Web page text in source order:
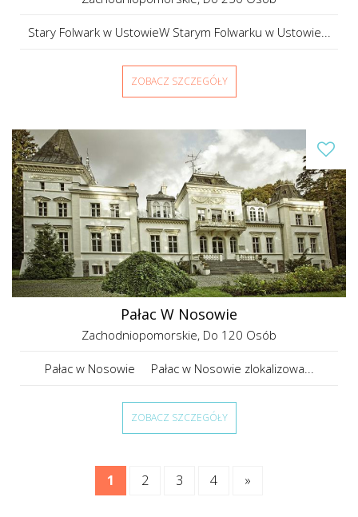
Stary Folwark w UstowieW Starym Folwarku w Ustowie...
ZOBACZ SZCZEGÓŁY
Pałac W Nosowie
Zachodniopomorskie, Do 120 Osób
Pałac w Nosowie Pałac w Nosowie zlokalizowa...
ZOBACZ SZCZEGÓŁY
1 2 3 4 »